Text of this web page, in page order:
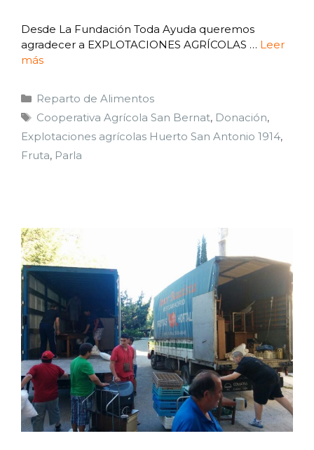
Desde La Fundación Toda Ayuda queremos
agradecer a EXPLOTACIONES AGRÍCOLAS … Leer
más
Reparto de Alimentos
Cooperativa Agrícola San Bernat, Donación,
Explotaciones agrícolas Huerto San Antonio 1914,
Fruta, Parla